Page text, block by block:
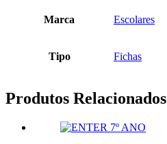
Marca Escolares
Tipo Fichas
Produtos Relacionados